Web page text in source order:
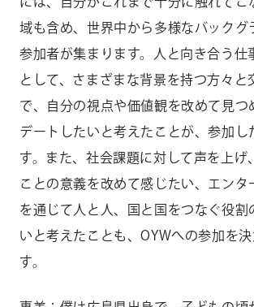
域も含め、世界中から多様なバックグ
参加者が集まります。人と向き合う仕
として、さまざまな背景を持つ方々と
で、自分の視点や価値観を改めて見つ
デートしたいと考えたことが、参加し
す。また、社会課題に対して声を上げ
ことの意義を改めて感じたい、エンタ
を通じて人と人、国と国をつなぐ役割
いと考えたことも、OYWへの参加を
す。